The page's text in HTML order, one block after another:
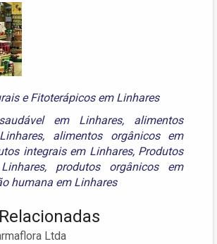
e Fitoterápicos em Linhares
em Linhares, alimentos
, alimentos orgânicos em
integrais em Linhares, Produtos
, produtos orgânicos em
humana em Linhares
Ltda